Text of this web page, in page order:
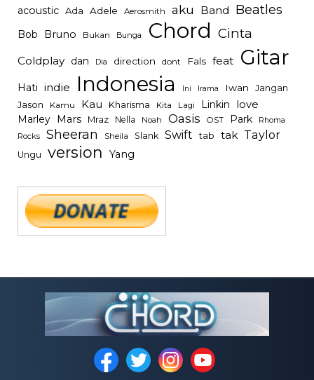
acoustic Ada Adele Aerosmith aku Band Beatles
Bob Bruno Bukan Bunga Chord Cinta
Coldplay dan Dia direction dont Fals feat Gitar
Hati indie Indonesia Ini Irama Iwan Jangan
Jason Kamu Kau Kharisma Kita Lagi Linkin love
Marley Mars Mraz Nella Noah Oasis OST Park Rhoma
Rocks Sheeran Sheila Slank Swift tab tak Taylor
Ungu version Yang